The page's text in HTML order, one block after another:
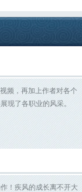
频，再加上作者对各个
现了各职业的风采。
！疾风的成长离不开大